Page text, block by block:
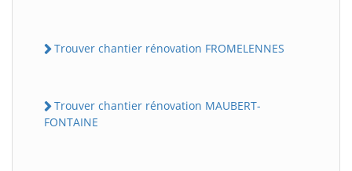
Trouver chantier rénovation FROMELENNES
Trouver chantier rénovation MAUBERT-
FONTAINE